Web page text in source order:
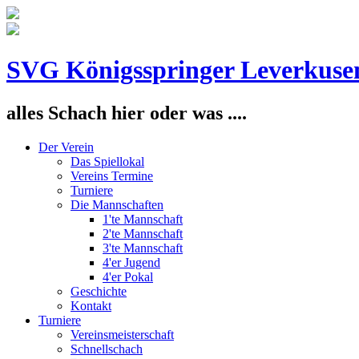
SVG Königsspringer
alles Schach hier oder was ....
Der Verein
Das Spiellokal
Vereins Termine
Turniere
Die Mannschaften
1'te Mannschaft
2'te Mannschaft
3'te Mannschaft
4'er Jugend
4'er Pokal
Geschichte
Kontakt
Turniere
Vereinsmeisterschaft
Schnellschach